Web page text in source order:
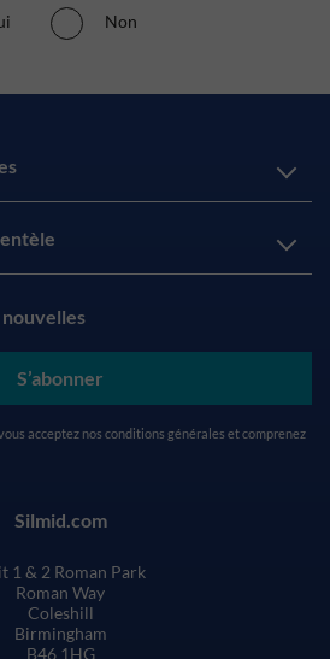
Non
S’abonner
acceptez nos conditions générales et comprenez
Silmid.com
1 & 2 Roman Park
Roman Way
Coleshill
Birmingham
B46 1HG